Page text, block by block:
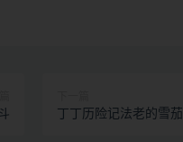
丁丁历险记法老的雪茄